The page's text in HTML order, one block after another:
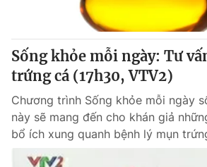
Sống khỏe mỗi ngày: Tư
trứng cá (17h30, VTV2)
Chương trình Sống khỏe mỗi ngày
này sẽ mang đến cho khán giả
bổ ích xung quanh bệnh lý mụn